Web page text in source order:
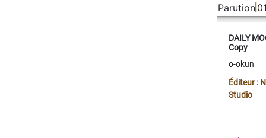
Parution
DAILY
Copy
o-okun
Éditeur :
Studio